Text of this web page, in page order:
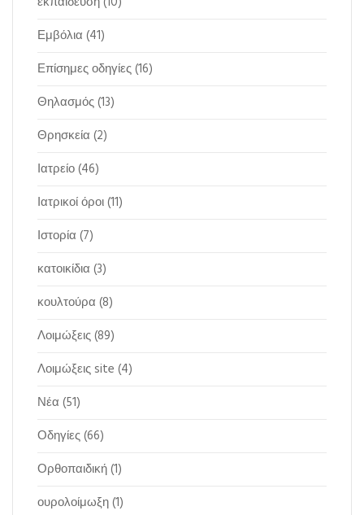
Εμβόλια (41)
Επίσημες οδηγίες(16)
Θηλασμός(13)
Θρησκεία (2)
Ιατρείο(46)
Ιατρικοί όροι(11)
Ιστορία (7)
κατοικίδια (3)
κουλτούρα (8)
Λοιμώξεις(89)
Λοιμώξεις site (4)
Νέα (51)
Οδηγίες(66)
Ορθοπαιδική(1)
ουρολοίμωξη(1)